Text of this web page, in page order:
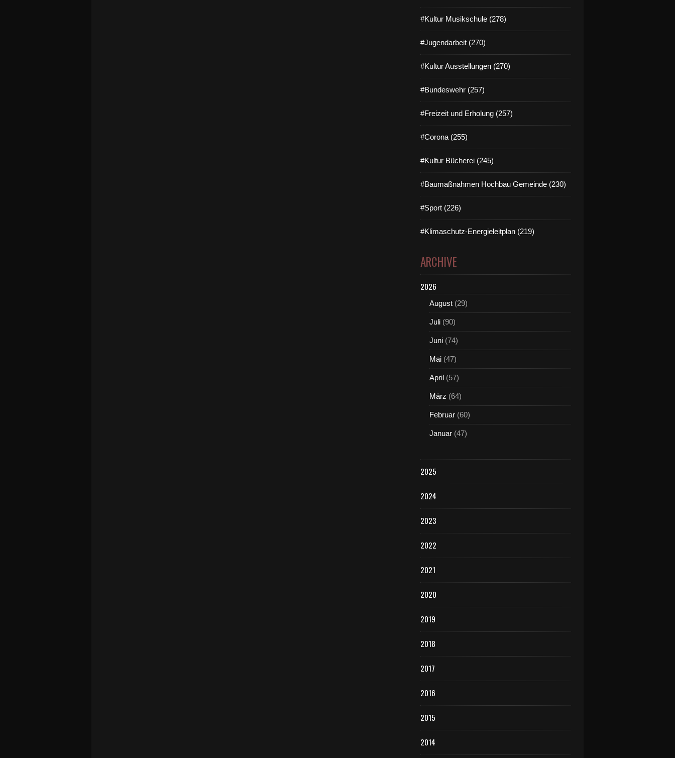
#Kultur Musikschule (278)
#Jugendarbeit (270)
#Kultur Ausstellungen (270)
#Bundeswehr (257)
#Freizeit und Erholung (257)
#Corona (255)
#Kultur Bücherei (245)
#Baumaßnahmen Hochbau Gemeinde (230)
#Sport (226)
#Klimaschutz-Energieleitplan (219)
ARCHIVE
2026
August (29)
Juli (90)
Juni (74)
Mai (47)
April (57)
März (64)
Februar (60)
Januar (47)
2025
2024
2023
2022
2021
2020
2019
2018
2017
2016
2015
2014